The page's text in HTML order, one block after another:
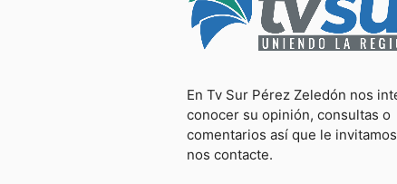
En Tv Sur Pérez Zeledón nos
conocer su opinión, consultas o
comentarios así que le
nos contacte.